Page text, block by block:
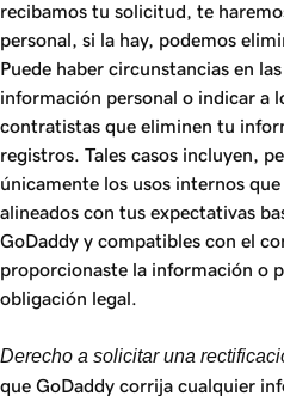
recibamos tu solicitud, te
personal, si la hay, podemos
Puede haber circunstancias en
información personal o indicar a
contratistas que eliminen tu
registros. Tales casos incluyen,
únicamente los usos internos
alineados con tus expectativas
GoDaddy y compatibles con el
proporcionaste la información o
obligación legal.
Derecho a solicitar una
que GoDaddy corrija cualquier